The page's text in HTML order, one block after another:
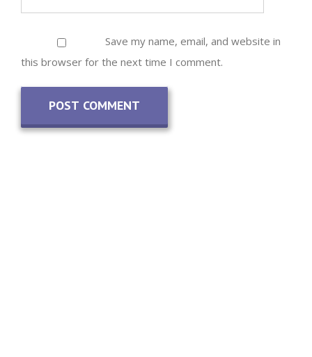
Save my name, email, and website in
this browser for the next time I comment.